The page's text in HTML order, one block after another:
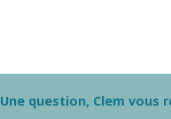
Une question, Clem vous